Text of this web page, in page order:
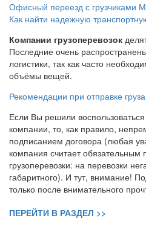
Офисный переезд с грузчиками
Как найти надежную
Компании грузоперевозок
Последние очень
логистики, так как часто
объёмы вещей.
Рекомендации при отправке
Если Вы решили
компании, то, как правило,
подписанием договора (любая
компания считает обязательным
грузоперевозки: на перевозки
габаритного). И тут, внимание!
только после внимательного
ПЕРЕЙТИ В РАЗДЕЛ >>